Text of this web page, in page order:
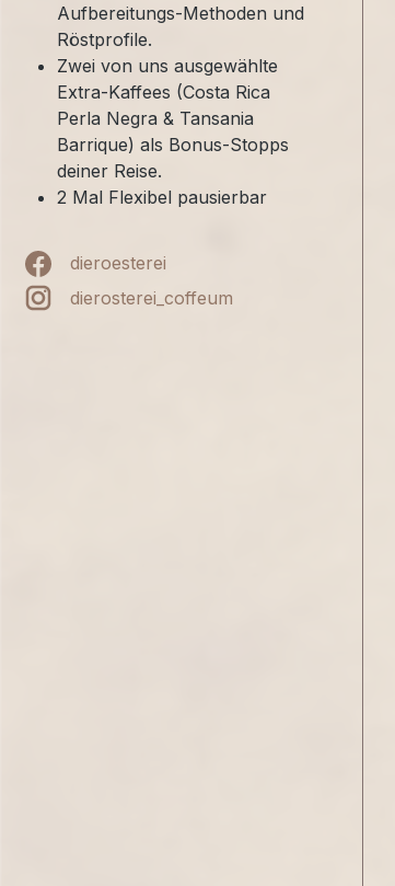
Aufbereitungs-Methoden und
Röstprofile.
Zwei von uns ausgewählte
Extra-Kaffees (Costa Rica
Perla Negra & Tansania
Barrique) als Bonus-Stopps
deiner Reise.
2 Mal Flexibel pausierbar
dieroesterei
dierosterei_coffeum